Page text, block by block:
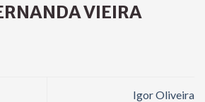
VIEIRA
Igor Oliveira